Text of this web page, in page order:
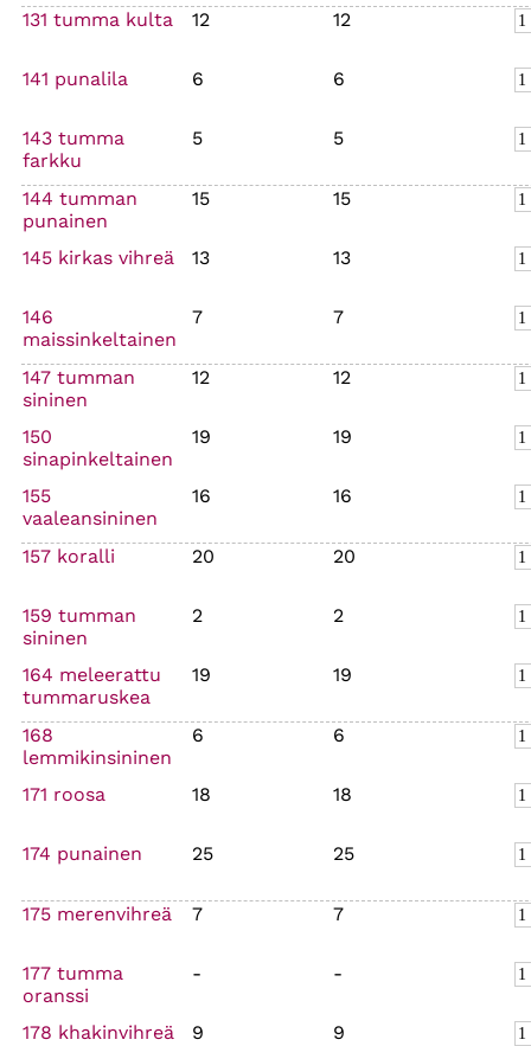
131 tumma kulta 12 12
141 punalila 6 6
143 tumma
farkku
5 5
144 tumman
punainen
15 15
145 kirkas vihreä 13 13
146
maissinkeltainen
7 7
147 tumman
sininen
12 12
150
sinapinkeltainen
19 19
155
vaaleansininen
16 16
157 koralli 20 20
159 tumman
sininen
2 2
164 meleerattu
tummaruskea
19 19
168
lemmikinsininen
6 6
171 roosa 18 18
174 punainen 25 25
175 merenvihreä 7 7
177 tumma
oranssi
- -
178 khakinvihreä 9 9